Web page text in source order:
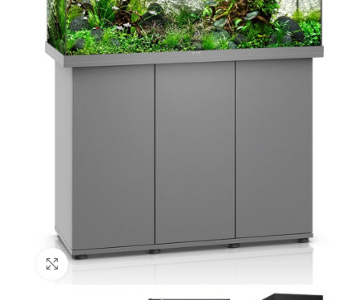
Click to enlarge